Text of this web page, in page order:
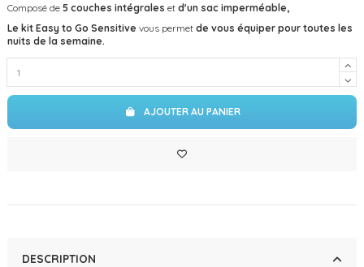
Composé de 5 couches intégrales et d'un sac imperméable,
Le kit Easy to Go Sensitive vous permet de vous équiper pour toutes les
nuits de la semaine.
AJOUTER AU PANIER
DESCRIPTION